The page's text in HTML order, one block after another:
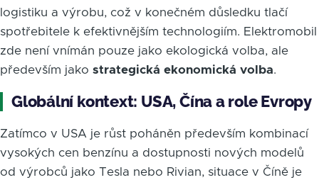
logistiku a výrobu, což v konečném důsledku tlačí
spotřebitele k efektivnějším technologiím. Elektromobil
zde není vnímán pouze jako ekologická volba, ale
především jako strategická ekonomická volba.
Globální kontext: USA, Čína a role Evropy
Zatímco v USA je růst poháněn především kombinací
vysokých cen benzínu a dostupnosti nových modelů
od výrobců jako Tesla nebo Rivian, situace v Číně je